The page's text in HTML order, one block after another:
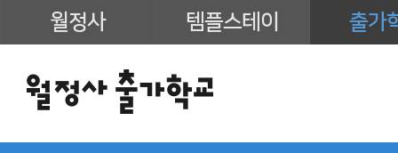
월정사 템플스테이 출가